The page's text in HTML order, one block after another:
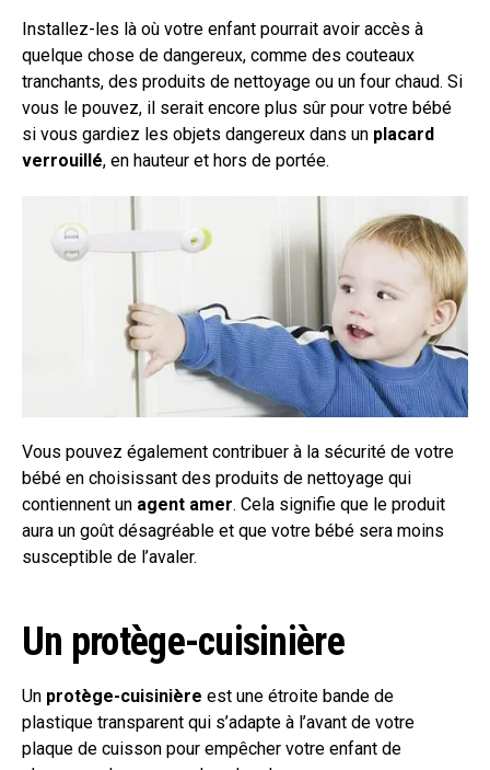
Installez-les là où votre enfant pourrait avoir accès à
quelque chose de dangereux, comme des couteaux
tranchants, des produits de nettoyage ou un four chaud. Si
vous le pouvez, il serait encore plus sûr pour votre bébé
si vous gardiez les objets dangereux dans un placard
verrouillé, en hauteur et hors de portée.
Vous pouvez également contribuer à la sécurité de votre
bébé en choisissant des produits de nettoyage qui
contiennent un agent amer. Cela signifie que le produit
aura un goût désagréable et que votre bébé sera moins
susceptible de l’avaler.
Un protège-cuisinière
Un protège-cuisinière est une étroite bande de
plastique transparent qui s’adapte à l’avant de votre
plaque de cuisson pour empêcher votre enfant de